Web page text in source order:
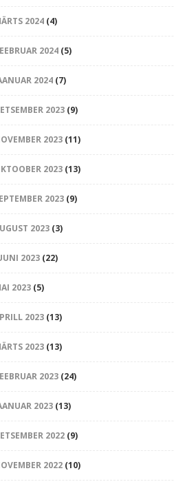
2024(4)
2024(5)
2024(7)
2023(9)
2023(11)
2023(13)
2023(9)
2023(3)
2023(22)
2023(5)
2023(13)
2023(13)
2023(24)
2023(13)
2022(9)
2022(10)